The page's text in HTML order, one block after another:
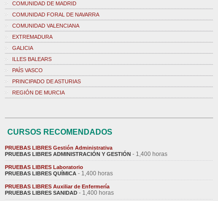
COMUNIDAD DE MADRID
COMUNIDAD FORAL DE NAVARRA
COMUNIDAD VALENCIANA
EXTREMADURA
GALICIA
ILLES BALEARS
PAÍS VASCO
PRINCIPADO DE ASTURIAS
REGIÓN DE MURCIA
CURSOS RECOMENDADOS
PRUEBAS LIBRES Gestión Administrativa
PRUEBAS LIBRES ADMINISTRACIÓN Y GESTIÓN - 1,400 horas
PRUEBAS LIBRES Laboratorio
PRUEBAS LIBRES QUÍMICA - 1,400 horas
PRUEBAS LIBRES Auxiliar de Enfermería
PRUEBAS LIBRES SANIDAD - 1,400 horas